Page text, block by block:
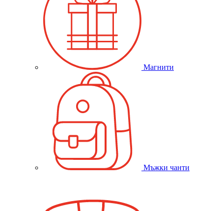
Магнити
Мъжки чанти